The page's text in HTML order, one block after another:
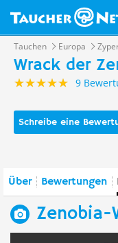
Tauchen Europa
Wrack der
9
Schreibe eine
Über Bewertungen
Zenobia-